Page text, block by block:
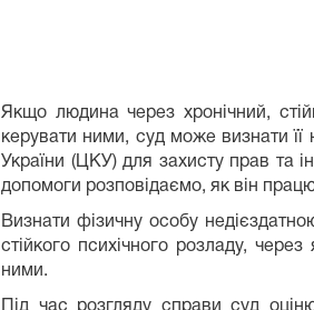
Якщо людина через хронічний,
керувати ними, суд може визнати
України (ЦКУ) для захисту прав та
допомоги розповідаємо, як він
Визнати фізичну особу
стійкого психічного розладу,
ними.
Під час розгляду справи суд